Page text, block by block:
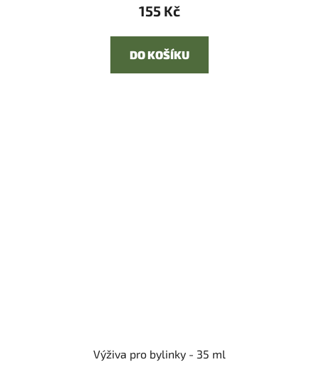
155 Kč
DO KOŠÍKU
Výživa pro bylinky - 35 ml